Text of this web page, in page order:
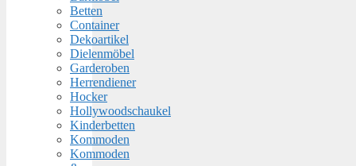
Betten
Container
Dekoartikel
Dielenmöbel
Garderoben
Herrendiener
Hocker
Hollywoodschaukel
Kinderbetten
Kommoden
Kommoden